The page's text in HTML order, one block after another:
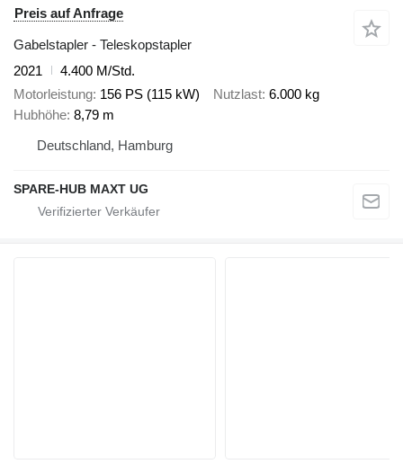
Preis auf Anfrage
Gabelstapler - Teleskopstapler
2021
4.400 M/Std.
Motorleistung 156 PS (115 kW) Nutzlast 6.000 kg
Hubhöhe 8,79 m
Deutschland, Hamburg
SPARE-HUB MAXT UG